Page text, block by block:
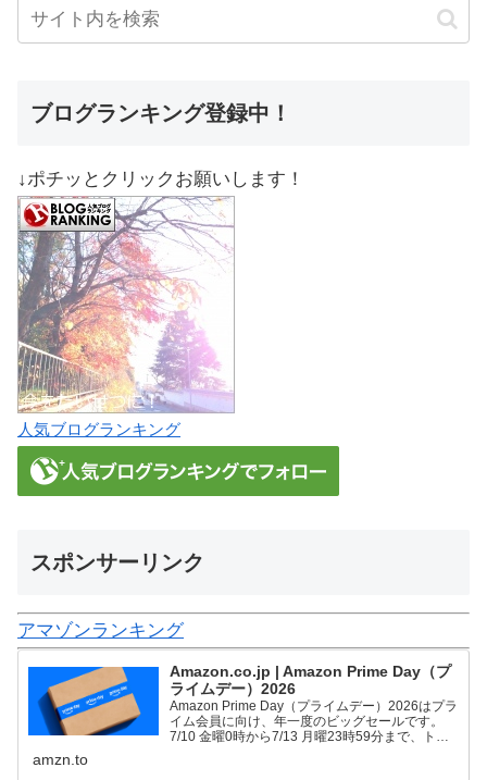
ブログランキング登録中！
↓ポチッとクリックお願いします！
人気ブログランキング
スポンサーリンク
アマゾンランキング
Amazon.co.jp | Amazon Prime Day（プ
ライムデー）2026
Amazon Prime Day（プライムデー）2026はプラ
イム会員に向け、年一度のビッグセールです。
7/10 金曜0時から7/13 月曜23時59分まで、トッ
amzn.to